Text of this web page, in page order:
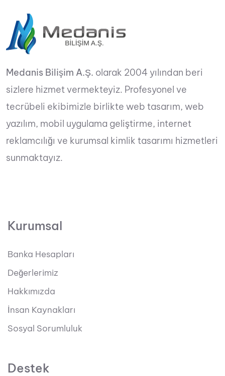
Medanis Bilişim A.Ş. olarak 2004 yılından beri
sizlere hizmet vermekteyiz. Profesyonel ve
tecrübeli ekibimizle birlikte web tasarım, web
yazılım, mobil uygulama geliştirme, internet
reklamcılığı ve kurumsal kimlik tasarımı hizmetleri
sunmaktayız.
Kurumsal
Banka Hesapları
Değerlerimiz
Hakkımızda
İnsan Kaynakları
Sosyal Sorumluluk
Destek